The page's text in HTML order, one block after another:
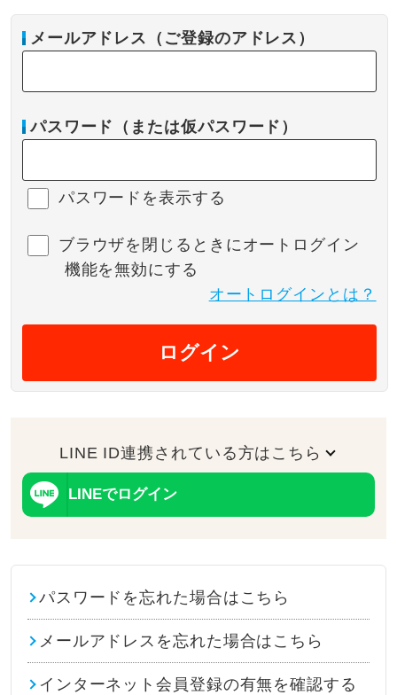
メールアドレス（ご登録のアドレス）
パスワード（または仮パスワード）
パスワードを表示する
ブラウザを閉じるときにオートログイン
機能を無効にする
オートログインとは？
ログイン
LINE ID連携されている方はこちら
LINEでログイン
パスワードを忘れた場合はこちら
メールアドレスを忘れた場合はこちら
インターネット会員登録の有無を確認する